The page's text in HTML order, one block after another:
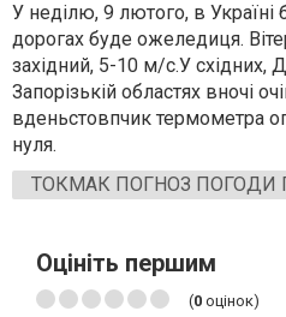
У неділю, 9 лютого, в Україні
дорогах буде ожеледиця.
західний, 5-10 м/с.У східних,
Запорізькій областях вночі
вденьстовпчик термометра
нуля.
ТОКМАК ПОГНОЗ ПОГОДИ
Оцініть першим
(0 оцінок)